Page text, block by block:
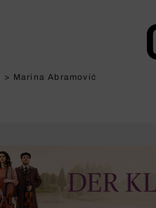
> Marina Abramović